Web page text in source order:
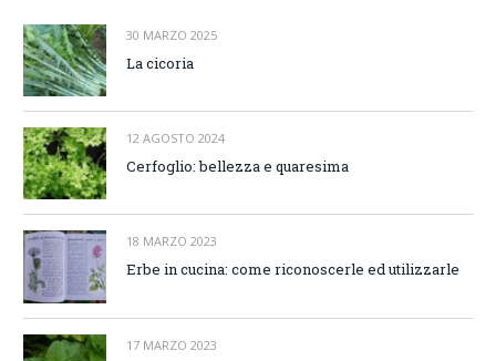
30 MARZO 2025
La cicoria
12 AGOSTO 2024
Cerfoglio: bellezza e quaresima
18 MARZO 2023
Erbe in cucina: come riconoscerle ed utilizzarle
17 MARZO 2023